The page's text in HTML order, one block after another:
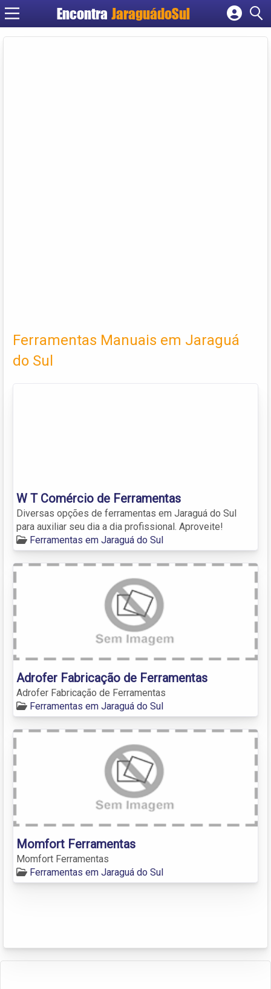
Encontra JaraguádoSul
Cadastrar empresa
Ferramentas Manuais em Jaraguá
do Sul
W T Comércio de Ferramentas
Diversas opções de ferramentas em Jaraguá do Sul
para auxiliar seu dia a dia profissional. Aproveite!
Ferramentas em Jaraguá do Sul
Adrofer Fabricação de Ferramentas
Adrofer Fabricação de Ferramentas
Ferramentas em Jaraguá do Sul
Momfort Ferramentas
Momfort Ferramentas
Ferramentas em Jaraguá do Sul